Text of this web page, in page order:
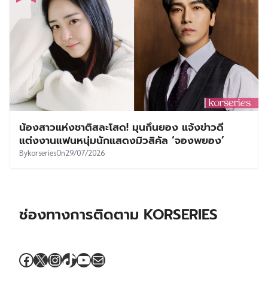
น้องสาวแห่งชาติสละโสด! มุนกึนยอง แจ้งข่าวดี
แต่งงานแฟนหนุ่มนักแสดงมิวสิคัล ‘จองพยอง’
BykorseriesOn29/07/2026
ช่องทางการติดตาม KORSERIES
Facebook
X Instagram
TikTok
YouTube
Mail